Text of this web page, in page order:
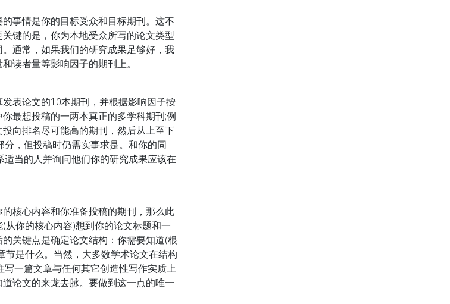
事情是你的目标受众和目标期刊。这不
键的是，你为本地受众所写的论文类型
通常，如果我们的研究成果足够好，我
读者量等影响因子的期刊上。
表论文的10本期刊，并根据影响因子按
最想投稿的一两本真正的多学科期刊;例
向排名尽可能高的期刊，然后从上至下
，但投稿时仍需实事求是。和你的同
当的人并询问他们你的研究成果应该在
核心内容和你准备投稿的期刊，那么此
你的核心内容)想到你的论文标题和一
关键点是确定论文结构：你需要知道(根
是什么。当然，大多数学术论文在结构
一篇文章与任何其它创造性写作实质上
论文的来龙去脉。要做到这一点的唯一